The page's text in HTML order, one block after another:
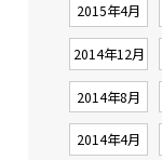
2015年4月
2014年12月
2014年8月
2014年4月